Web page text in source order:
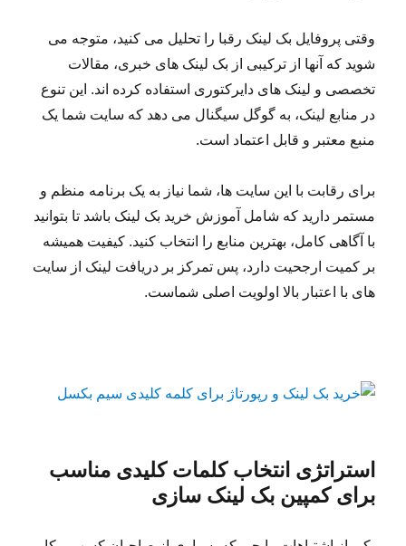
وقتی پروفایل بک لینک رقبا را تحلیل می کنید، متوجه می
شوید که آنها از ترکیبی از بک لینک های خبری، مقالات
تخصصی و لینک های دایرکتوری استفاده کرده اند. این تنوع
در منابع لینک، به گوگل سیگنال می دهد که سایت شما یک
منبع معتبر و قابل اعتماد است.
برای رقابت با این سایت ها، شما نیاز به یک برنامه منظم و
مستمر دارید که شامل آموزش خرید بک لینک باشد تا بتوانید
با آگاهی کامل، بهترین منابع را انتخاب کنید. کیفیت همیشه
بر کمیت ارجحیت دارد، پس تمرکز بر دریافت لینک از سایت
های با اعتبار بالا اولویت اصلی شماست.
استراتژی انتخاب کلمات کلیدی مناسب
برای کمپین بک لینک سازی